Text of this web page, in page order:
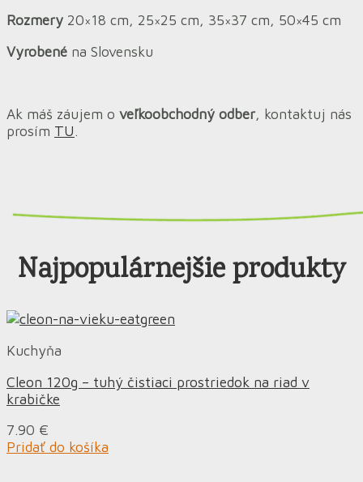
Rozmery 20×18 cm, 25×25 cm, 35×37 cm, 50×45 cm
Vyrobené na Slovensku
Ak máš záujem o veľkoobchodný odber, kontaktuj nás
prosím TU.
Najpopulárnejšie produkty
Kuchyňa
Cleon 120g – tuhý čistiaci prostriedok na riad v
krabičke
7.90 €
Pridať do košíka